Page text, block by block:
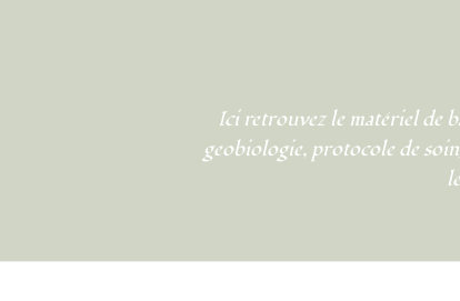
Ici retrouvez le matériel de
geobiologie, protocole de